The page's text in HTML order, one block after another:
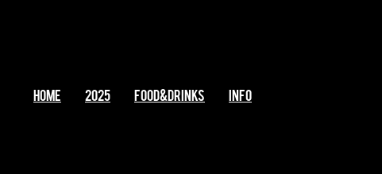
Home 2025 FOOD&DRINKS INFO